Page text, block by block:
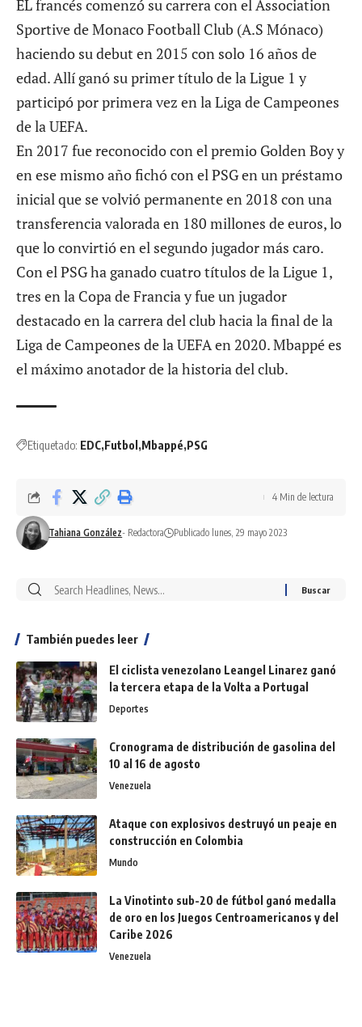
EL francés comenzó su carrera con el Association
Sportive de Monaco Football Club (A.S Mónaco)
haciendo su debut en 2015 con solo 16 años de
edad. Allí ganó su primer título de la Ligue 1 y
participó por primera vez en la Liga de Campeones
de la UEFA.
En 2017 fue reconocido con el premio Golden Boy y
en ese mismo año fichó con el PSG en un préstamo
inicial que se volvió permanente en 2018 con una
transferencia valorada en 180 millones de euros, lo
que lo convirtió en el segundo jugador más caro.
Con el PSG ha ganado cuatro títulos de la Ligue 1,
tres en la Copa de Francia y fue un jugador
destacado en la carrera del club hacia la final de la
Liga de Campeones de la UEFA en 2020. Mbappé es
el máximo anotador de la historia del club.
Etiquetado: EDC Futbol Mbappé PSG
Tahiana González- Redactora Publicado lunes, 29 mayo 2023
4 Min de lectura
También puedes leer
El ciclista venezolano Leangel Linarez ganó
la tercera etapa de la Volta a Portugal
Deportes
Cronograma de distribución de gasolina del
10 al 16 de agosto
Venezuela
Ataque con explosivos destruyó un peaje en
construcción en Colombia
Mundo
La Vinotinto sub-20 de fútbol ganó medalla
de oro en los Juegos Centroamericanos y del
Caribe 2026
Venezuela